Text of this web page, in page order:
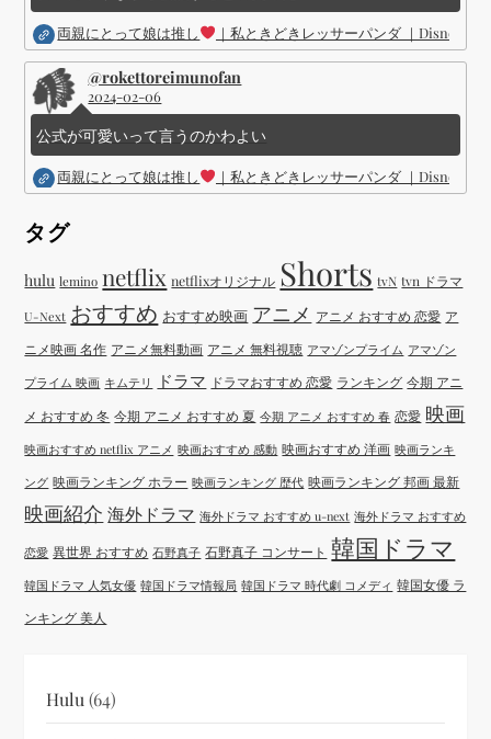
両親にとって娘は推し ｜私ときどきレッサーパンダ ｜Disney (
@rokettoreimunofan
2024-02-06
公式が可愛いって言うのかわよい
両親にとって娘は推し ｜私ときどきレッサーパンダ ｜Disney (
タグ
hulu lemino netflix netflixオリジナル Shorts tvN tvn ドラマ
U-Next おすすめ おすすめ映画 アニメ アニメ おすすめ 恋愛 ア
ニメ映画 名作 アニメ無料動画 アニメ 無料視聴 アマゾンプライム アマゾン
プライム 映画 キムテリ ドラマ ドラマおすすめ 恋愛 ランキング 今期 アニ
メ おすすめ 冬 今期 アニメ おすすめ 夏 今期 アニメ おすすめ 春 恋愛 映画
映画おすすめ netflix アニメ 映画おすすめ 感動 映画おすすめ 洋画 映画ランキ
ング 映画ランキング ホラー 映画ランキング 歴代 映画ランキング 邦画 最新
映画紹介 海外ドラマ 海外ドラマ おすすめ u-next 海外ドラマ おすすめ
恋愛 異世界 おすすめ 石野真子 石野真子 コンサート 韓国ドラマ
韓国ドラマ 人気女優 韓国ドラマ情報局 韓国ドラマ 時代劇 コメディ 韓国女優 ラ
ンキング 美人
Hulu (64)